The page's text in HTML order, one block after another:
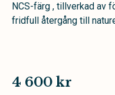
NCS-färg , tillverkad av
fridfull återgång till
4 600 kr